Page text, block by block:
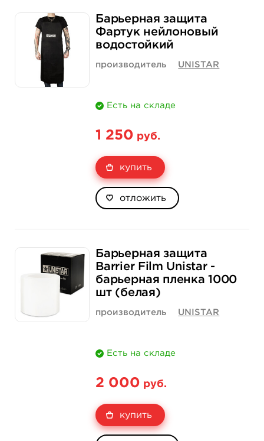
Барьерная защита
Фартук нейлоновый
водостойкий
производитель UNISTAR
Есть на складе
1 250 руб.
купить
отложить
Барьерная защита
Barrier Film Unistar -
барьерная пленка 1000
шт (белая)
производитель UNISTAR
Есть на складе
2 000 руб.
купить